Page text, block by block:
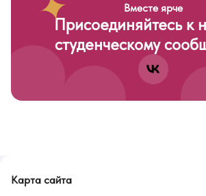
Вместе ярче
Присоединяйтесь к
студенческому
Карта сайта